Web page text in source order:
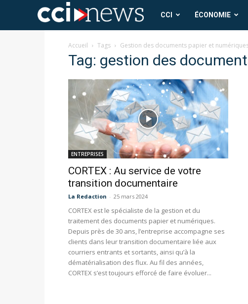
CCI
News
CCI ÉCONOMIE
Accueil Tags Gestion des documents papier et
Tag: gestion des
ENTREPRISES
CORTEX : Au service de votre
transition documentaire
La Redaction - 25 mars 2024
CORTEX est le spécialiste de la gestion et du
traitement des documents papier et numériques.
Depuis près de 30 ans, l’entreprise accompagne ses
clients dans leur transition documentaire liée aux
courriers entrants et sortants, ainsi qu’à la
dématérialisation des flux. Au fil des années,
CORTEX s’est toujours efforcé de faire évoluer...